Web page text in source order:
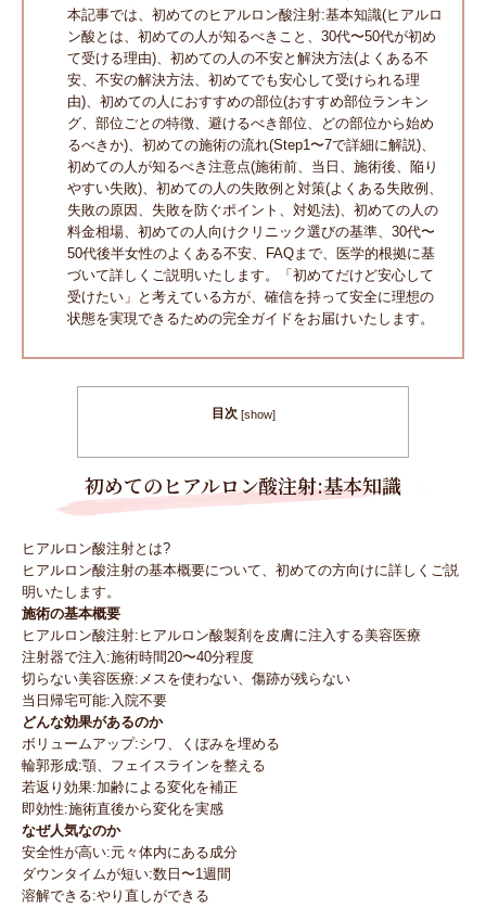
本記事では、初めてのヒアルロン酸注射:基本知識(ヒアルロ
ン酸とは、初めての人が知るべきこと、30代〜50代が初め
て受ける理由)、初めての人の不安と解決方法(よくある不
安、不安の解決方法、初めてでも安心して受けられる理
由)、初めての人におすすめの部位(おすすめ部位ランキン
グ、部位ごとの特徴、避けるべき部位、どの部位から始め
るべきか)、初めての施術の流れ(Step1〜7で詳細に解説)、
初めての人が知るべき注意点(施術前、当日、施術後、陥り
やすい失敗)、初めての人の失敗例と対策(よくある失敗例、
失敗の原因、失敗を防ぐポイント、対処法)、初めての人の
料金相場、初めての人向けクリニック選びの基準、30代〜
50代後半女性のよくある不安、FAQまで、医学的根拠に基
づいて詳しくご説明いたします。「初めてだけど安心して
受けたい」と考えている方が、確信を持って安全に理想の
状態を実現できるための完全ガイドをお届けいたします。
目次 [show]
初めてのヒアルロン酸注射:基本知識
ヒアルロン酸注射とは?
ヒアルロン酸注射の基本概要について、初めての方向けに詳しくご説
明いたします。
施術の基本概要
ヒアルロン酸注射:ヒアルロン酸製剤を皮膚に注入する美容医療
注射器で注入:施術時間20〜40分程度
切らない美容医療:メスを使わない、傷跡が残らない
当日帰宅可能:入院不要
どんな効果があるのか
ボリュームアップ:シワ、くぼみを埋める
輪郭形成:顎、フェイスラインを整える
若返り効果:加齢による変化を補正
即効性:施術直後から変化を実感
なぜ人気なのか
安全性が高い:元々体内にある成分
ダウンタイムが短い:数日〜1週間
溶解できる:やり直しができる